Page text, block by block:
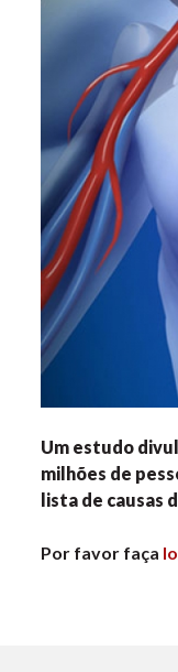
Um estudo
milhões de
lista de causas
Por favor faça